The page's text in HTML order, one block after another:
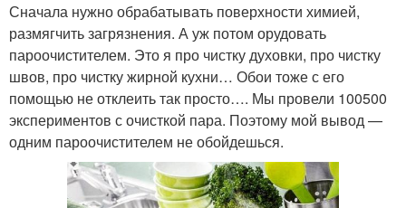
Сначала нужно обрабатывать поверхности химией,
размягчить загрязнения. А уж потом орудовать
пароочистителем. Это я про чистку духовки, про чистку
швов, про чистку жирной кухни… Обои тоже с его
помощью не отклеить так просто…. Мы провели 100500
экспериментов с очисткой пара. Поэтому мой вывод —
одним пароочистителем не обойдешься.